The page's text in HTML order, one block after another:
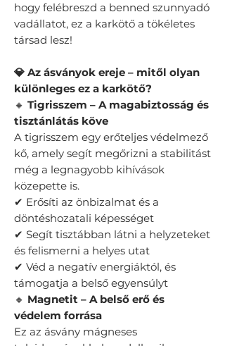
hogy felébreszd a benned szunnyadó
vadállatot, ez a karkötő a tökéletes
társad lesz!
💎 Az ásványok ereje – mitől olyan
különleges ez a karkötő?
🔸 Tigrisszem – A magabiztosság és
tisztánlátás köve
A tigrisszem egy erőteljes védelmező
kő, amely segít megőrizni a stabilitást
még a legnagyobb kihívások
közepette is.
✔ Erősíti az önbizalmat és a
döntéshozatali képességet
✔ Segít tisztábban látni a helyzeteket
és felismerni a helyes utat
✔ Véd a negatív energiáktól, és
támogatja a belső egyensúlyt
🔸 Magnetit – A belső erő és
védelem forrása
Ez az ásvány mágneses